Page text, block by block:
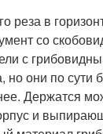
реза в
со
с
но они по сути
Держатся
и